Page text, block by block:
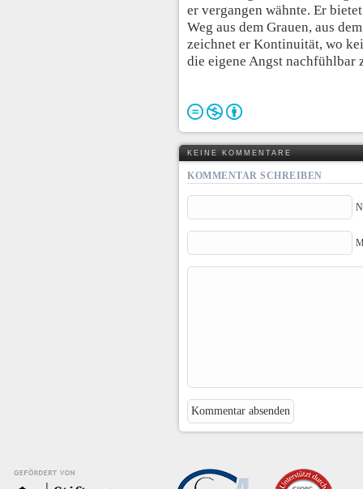
er vergangen wähnte. Er
Weg aus dem Grauen, aus
zeichnet er Kontinuität, wo
die eigene Angst nachfühlbar
KEINE KOMMENTARE
KOMMENTAR SCHREIBEN